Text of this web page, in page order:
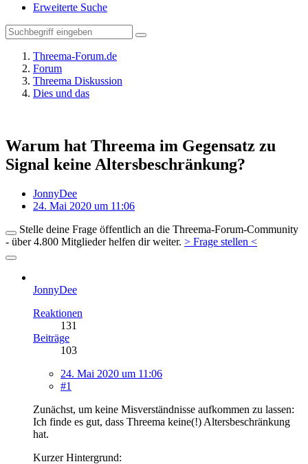
Erweiterte Suche
Threema-Forum.de
Forum
Threema Diskussion
Dies und das
Warum hat Threema im Gegensatz zu
Signal keine Altersbeschränkung?
JonnyDee
24. Mai 2020 um 11:06
Stelle deine Frage öffentlich an die Threema-Forum-Community
- über 4.800 Mitglieder helfen dir weiter. > Frage stellen <
JonnyDee
Reaktionen
131
Beiträge
103
24. Mai 2020 um 11:06
#1
Zunächst, um keine Misverständnisse aufkommen zu lassen:
Ich finde es gut, dass Threema keine(!) Altersbeschränkung
hat.
Kurzer Hintergrund: